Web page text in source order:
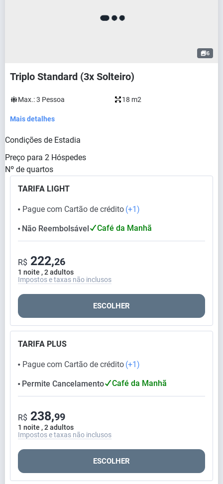
6
Triplo Standard (3x Solteiro)
Max.:3 Pessoa 18 m2
Mais detalhes
Condições de Estadia
Preço para 2 Hóspedes
Nº de quartos
TARIFA LIGHT
⬤ Pague com Cartão de crédito (+1)
⬤ Não Reembolsável Café da Manhã
1 noite , 2 adultos
R$ 222,26
Impostos e taxas não inclusos
ESCOLHER
TARIFA PLUS
⬤ Pague com Cartão de crédito (+1)
⬤ Permite Cancelamento Café da Manhã
1 noite , 2 adultos
R$ 238,99
Impostos e taxas não inclusos
ESCOLHER